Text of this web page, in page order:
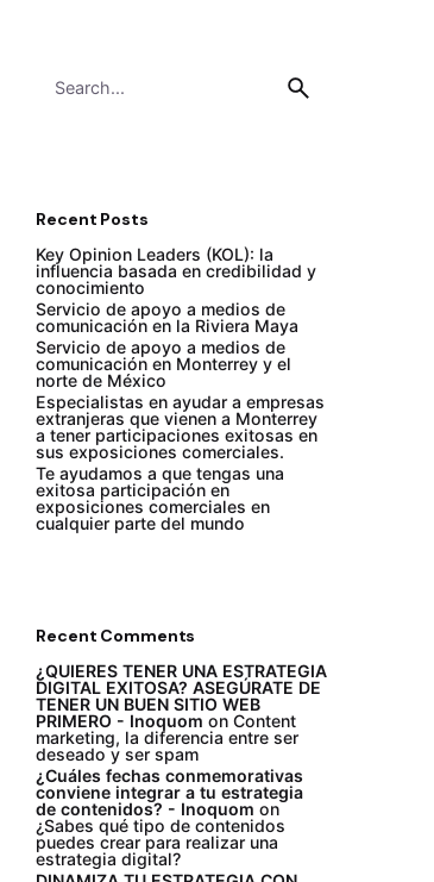
for
Recent Posts
Key Opinion Leaders (KOL): la
influencia basada en credibilidad y
conocimiento
Servicio de apoyo a medios de
comunicación en la Riviera Maya
Servicio de apoyo a medios de
comunicación en Monterrey y el
norte de México
Especialistas en ayudar a empresas
extranjeras que vienen a Monterrey
a tener participaciones exitosas en
sus exposiciones comerciales.
Te ayudamos a que tengas una
exitosa participación en
exposiciones comerciales en
cualquier parte del mundo
Recent Comments
¿QUIERES TENER UNA ESTRATEGIA
DIGITAL EXITOSA? ASEGÚRATE DE
TENER UN BUEN SITIO WEB
PRIMERO - Inoquom onContent
marketing, la diferencia entre ser
deseado y ser spam
¿Cuáles fechas conmemorativas
conviene integrar a tu estrategia
de contenidos? - Inoquom on
¿Sabes qué tipo de contenidos
puedes crear para realizar una
estrategia digital?